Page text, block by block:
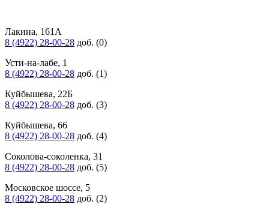
Лакина, 161А
8 (4922) 28-00-28 доб. (0)
Усти-на-лабе, 1
8 (4922) 28-00-28 доб. (1)
Куйбышева, 22Б
8 (4922) 28-00-28 доб. (3)
Куйбышева, 66
8 (4922) 28-00-28 доб. (4)
Соколова-соколенка, 31
8 (4922) 28-00-28 доб. (5)
Московское шоссе, 5
8 (4922) 28-00-28 доб. (2)